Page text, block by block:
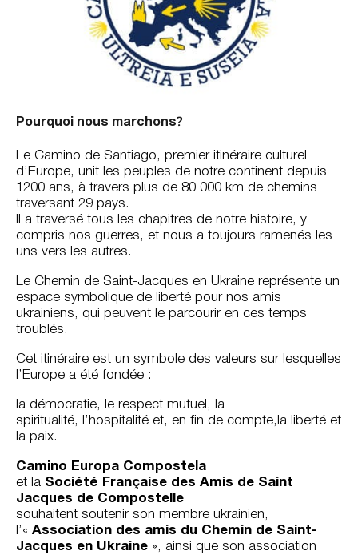
Pourquoi nous marchons?
Le Camino de Santiago, premier itinéraire culturel
d’Europe, unit les peuples de notre continent depuis
1200 ans, à travers plus de 80 000 km de chemins
traversant 29 pays.
Il a traversé tous les chapitres de notre histoire, y
compris nos guerres, et nous a toujours ramenés les
uns vers les autres.
Le Chemin de Saint-Jacques en Ukraine représente un
espace symbolique de liberté pour nos amis
ukrainiens, qui peuvent le parcourir en ces temps
troublés.
Cet itinéraire est un symbole des valeurs sur lesquelles
l’Europe a été fondée :
la démocratie, le respect mutuel, la
spiritualité, l’hospitalité et, en fin de compte,la liberté et
la paix.
Camino Europa Compostela
et la Société Française des Amis de Saint
Jacques de Compostelle
souhaitent soutenir son membre ukrainien,
l’« Association des amis du Chemin de Saint-
Jacques en Ukraine », ainsi que son association